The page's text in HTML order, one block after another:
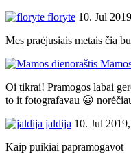
floryte 10. Jul
Mes praėjusiais metais čia
Oi tikrai! Pramogos labai
to it fotografavau 😀
jaldija 10. Jul
Kaip puikiai papramogavot